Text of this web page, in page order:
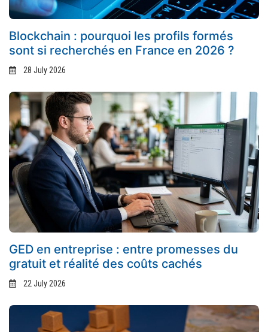
Blockchain : pourquoi les profils formés
sont si recherchés en France en 2026 ?
28 July 2026
GED en entreprise : entre promesses du
gratuit et réalité des coûts cachés
22 July 2026